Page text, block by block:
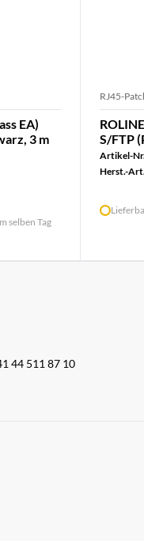
EA)
3 m
selben Tag
RJ45-
S/FTP
Artikel-
Herst.-
44 511 87 10